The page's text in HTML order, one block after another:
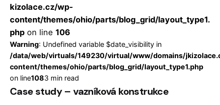
kizolace.cz/wp-
content/themes/ohio/parts/blog_grid/layout_type1.
php on line 106
Warning: Undefined variable $date_visibility in
/data/web/virtuals/149230/virtual/www/domains/
content/themes/ohio/parts/blog_grid/layout_type1.php
on line1083 min read
Case study – vazníková konstrukce